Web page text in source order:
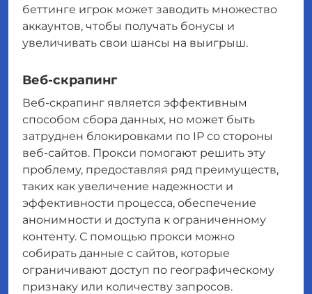
беттинге игрок может заводить множество
аккаунтов, чтобы получать бонусы и
увеличивать свои шансы на выигрыш.
Веб-скрапинг
Веб-скрапинг является эффективным
способом сбора данных, но может быть
затруднен блокировками по IP со стороны
веб-сайтов. Прокси помогают решить эту
проблему, предоставляя ряд преимуществ,
таких как увеличение надежности и
эффективности процесса, обеспечение
анонимности и доступа к ограниченному
контенту. С помощью прокси можно
собирать данные с сайтов, которые
ограничивают доступ по географическому
признаку или количеству запросов.